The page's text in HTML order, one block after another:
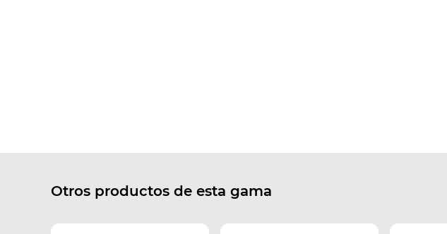
Otros productos de esta gama